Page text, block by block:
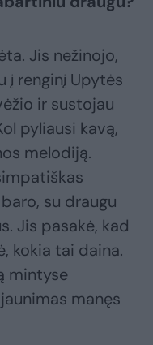
Jis nežinojo,
į renginį Upytės
ir sustojau
pyliausi kavą,
melodiją.
su draugu
Jis pasakė, kad
kokia tai daina.
mintyse
manęs